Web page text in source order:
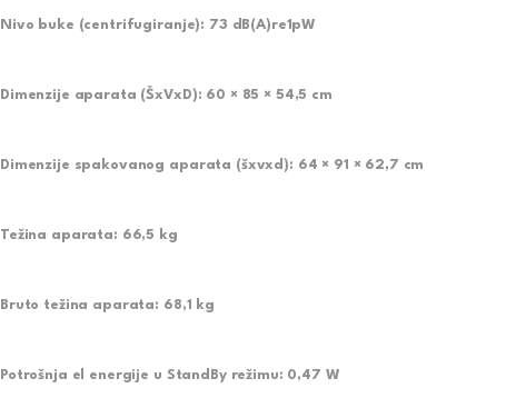
Nivo buke (centrifugiranje): 73 dB(A)re1pW
Dimenzije aparata (ŠxVxD): 60 × 85 × 54,5 cm
Dimenzije spakovanog aparata (šxvxd): 64 × 91 × 62,7 cm
Težina aparata: 66,5 kg
Bruto težina aparata: 68,1 kg
Potrošnja el energije u StandBy režimu: 0,47 W